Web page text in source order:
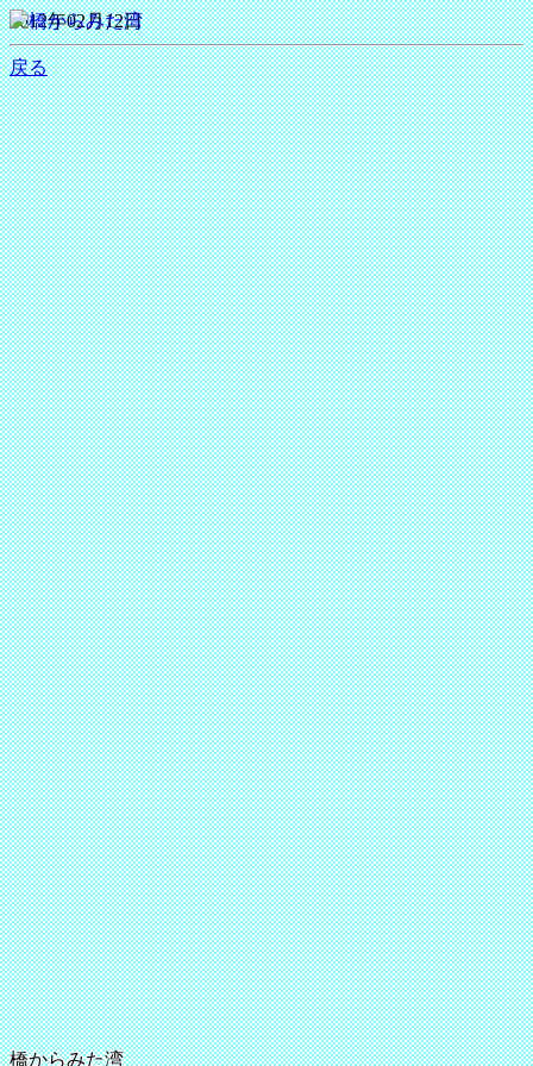
橋からみた湾
2012年02月12日
戻る